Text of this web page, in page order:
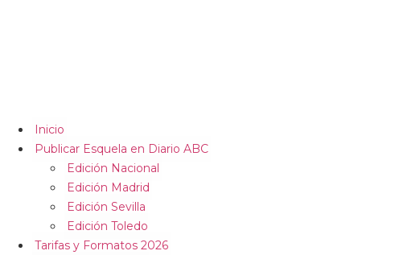
Inicio
Publicar Esquela en Diario ABC
Edición Nacional
Edición Madrid
Edición Sevilla
Edición Toledo
Tarifas y Formatos 2026